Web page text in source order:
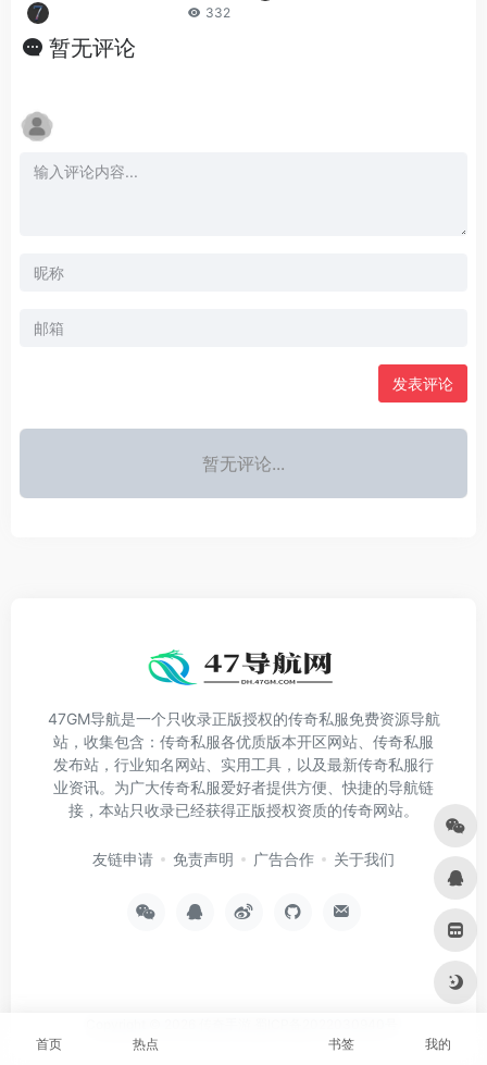
332
暂无评论
发表评论
暂无评论...
首页 热点 书签 我的
47GM导航是一个只收录正版授权的传奇私服免费资源导航
站，收集包含：传奇私服各优质版本开区网站、传奇私服
发布站，行业知名网站、实用工具，以及最新传奇私服行
业资讯。为广大传奇私服爱好者提供方便、快捷的导航链
接，本站只收录已经获得正版授权资质的传奇网站。
友链申请 免责声明 广告合作 关于我们